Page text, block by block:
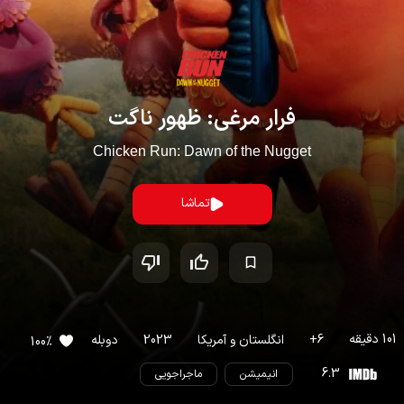
فرار مرغی: ظهور ناگت
Chicken Run: Dawn of the Nugget
تماشا
101 دقیقه 6
+ انگلستانوآمریکا 2023 دوبله 100%
6.3
انیمیشن ماجراجویی